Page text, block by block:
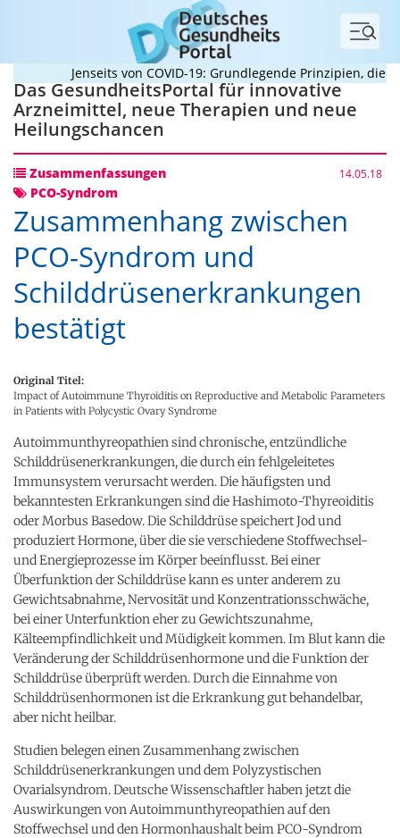
Menü
Jenseits von COVID-19: Grundlegende Prinzipien, die
Das GesundheitsPortal für innovative
Arzneimittel, neue Therapien und neue
Heilungschancen
Zusammenfassungen 14.05.18
PCO-Syndrom
Zusammenhang zwischen
PCO-Syndrom und
Schilddrüsenerkrankungen
bestätigt
Original Titel:
Impact of Autoimmune Thyroiditis on Reproductive and Metabolic Parameters
in Patients with Polycystic Ovary Syndrome
Autoimmunthyreopathien sind chronische, entzündliche
Schilddrüsenerkrankungen, die durch ein fehlgeleitetes
Immunsystem verursacht werden. Die häufigsten und
bekanntesten Erkrankungen sind die Hashimoto-Thyreoiditis
oder Morbus Basedow. Die Schilddrüse speichert Jod und
produziert Hormone, über die sie verschiedene Stoffwechsel-
und Energieprozesse im Körper beeinflusst. Bei einer
Überfunktion der Schilddrüse kann es unter anderem zu
Gewichtsabnahme, Nervosität und Konzentrationsschwäche,
bei einer Unterfunktion eher zu Gewichtszunahme,
Kälteempfindlichkeit und Müdigkeit kommen. Im Blut kann die
Veränderung der Schilddrüsenhormone und die Funktion der
Schilddrüse überprüft werden. Durch die Einnahme von
Schilddrüsenhormonen ist die Erkrankung gut behandelbar,
aber nicht heilbar.
Studien belegen einen Zusammenhang zwischen
Schilddrüsenerkrankungen und dem Polyzystischen
Ovarialsyndrom. Deutsche Wissenschaftler haben jetzt die
Auswirkungen von Autoimmunthyreopathien auf den
Stoffwechsel und den Hormonhaushalt beim PCO-Syndrom